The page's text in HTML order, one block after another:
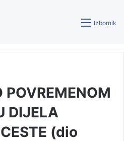
Izbornik
POVREMENOM
DIJELA
(dio